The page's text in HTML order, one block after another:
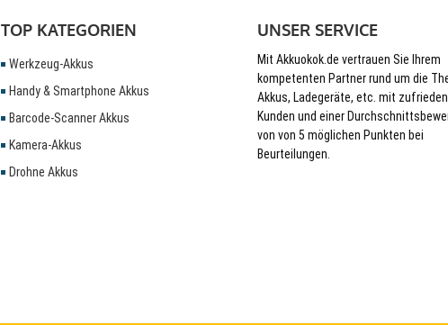
TOP KATEGORIEN
Werkzeug-Akkus
Handy & Smartphone Akkus
Barcode-Scanner Akkus
Kamera-Akkus
Drohne Akkus
UNSER SERVICE
Mit Akkuokok.de vertrauen Sie Ihrem
kompetenten Partner rund um die
Akkus, Ladegeräte, etc. mit
Kunden und einer
von von 5 möglichen Punkten bei
Beurteilungen.